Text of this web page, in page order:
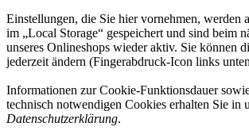
Einstellungen, die Sie hier vornehmen, werden
im „Local Storage“ gespeichert und sind beim
unseres Onlineshops wieder aktiv. Sie können
jederzeit ändern (Fingerabdruck-Icon links
Informationen zur Cookie-Funktionsdauer
technisch notwendigen Cookies erhalten Sie in
Datenschutzerklärung.